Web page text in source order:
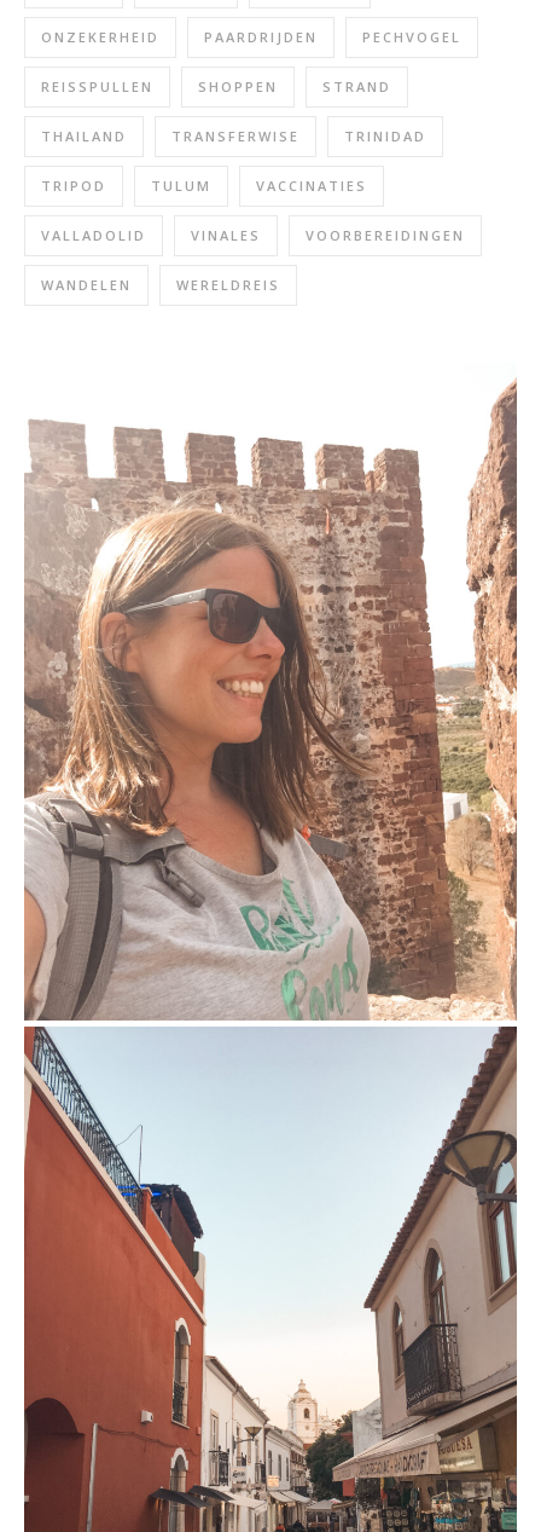
ONZEKERHEID PAARDRIJDEN PECHVOGEL
REISSPULLEN SHOPPEN STRAND
THAILAND TRANSFERWISE TRINIDAD
TRIPOD TULUM VACCINATIES
VALLADOLID VINALES VOORBEREIDINGEN
WANDELEN WERELDREIS